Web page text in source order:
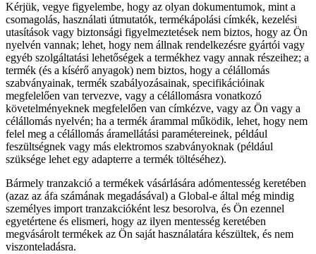
Kérjük, vegye figyelembe, hogy az olyan dokumentumok, mint a
csomagolás, használati útmutatók, termékápolási címkék, kezelési
utasítások vagy biztonsági figyelmeztetések nem biztos, hogy az Ön
nyelvén vannak; lehet, hogy nem állnak rendelkezésre gyártói vagy
egyéb szolgáltatási lehetőségek a termékhez vagy annak részeihez; a
termék (és a kísérő anyagok) nem biztos, hogy a célállomás
szabványainak, termék szabályozásainak, specifikációinak
megfelelően van tervezve, vagy a célállomásra vonatkozó
követelményeknek megfelelően van címkézve, vagy az Ön vagy a
célállomás nyelvén; ha a termék árammal működik, lehet, hogy nem
felel meg a célállomás áramellátási paramétereinek, például
feszültségnek vagy más elektromos szabványoknak (például
szüksége lehet egy adapterre a termék töltéséhez).
Bármely tranzakció a termékek vásárlására adómentesség keretében
(azaz az áfa számának megadásával) a Global-e által még mindig
személyes import tranzakcióként lesz besorolva, és Ön ezennel
egyetértene és elismeri, hogy az ilyen mentesség keretében
megvásárolt termékek az Ön saját használatára készültek, és nem
viszonteladásra.